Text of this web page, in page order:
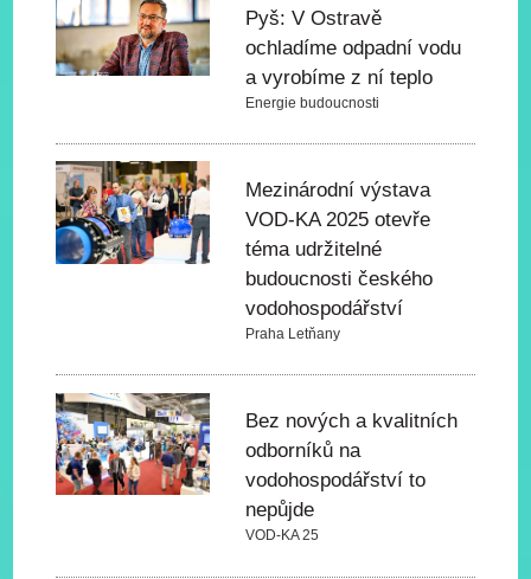
Pyš: V Ostravě
ochladíme odpadní vodu
a vyrobíme z ní teplo
Energie budoucnosti
Mezinárodní výstava
VOD-KA 2025 otevře
téma udržitelné
budoucnosti českého
vodohospodářství
Praha Letňany
Bez nových a kvalitních
odborníků na
vodohospodářství to
nepůjde
VOD-KA 25